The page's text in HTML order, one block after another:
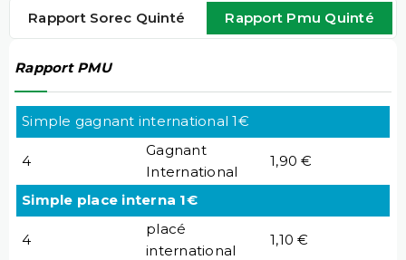
Rapport Sorec Quinté Rapport Pmu Quinté
Rapport PMU
Simple gagnant international 1€
4
Gagnant
International
1,90 €
Simple place interna 1€
4
placé
international
1,10 €